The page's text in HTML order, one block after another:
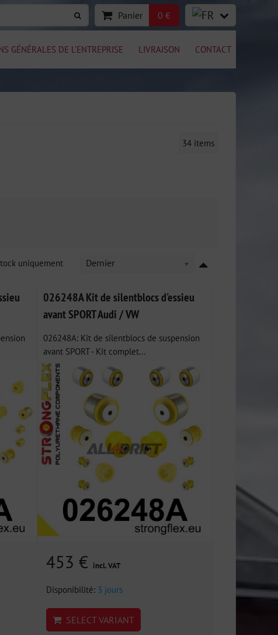
Panier 0 €
GÉNÉRALES DE L'ENTREPRISE LIVRAISON CONTACT
34 items
Dernier
uniquement
026248A Kit de silentblocs d'essieu
avant SPORT Audi / VW
026248A: Kit de silentblocs de suspension
avant SPORT - Kit complet...
453 € incl. VAT
Disponibilité: 3 jours
SELECT VARIANT